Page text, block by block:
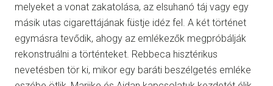
melyeket a vonat zakatolása, az elsuhanó táj vagy egy
másik utas cigarettájának füstje idéz fel. A két történet
egymásra tevődik, ahogy az emlékezők megpróbálják
rekonstruálni a történteket. Rebbeca hisztérikus
nevetésben tör ki, mikor egy baráti beszélgetés emléke